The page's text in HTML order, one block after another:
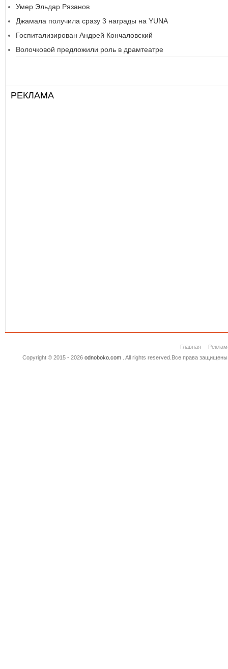
Умер Эльдар Рязанов
Джамала получила сразу 3 награды на YUNA
Госпитализирован Андрей Кончаловский
Волочковой предложили роль в драмтеатре
РЕКЛАМА
Главная
Copyright © 2015 - 2026 odnoboko.com. All rights reserved.Все права защищены.